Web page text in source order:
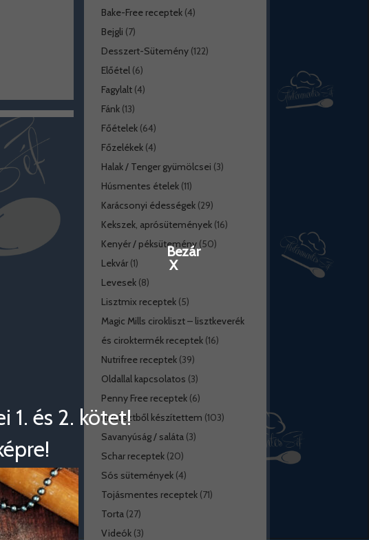
Bake-Free receptek(4)
Bejgli (7)
Desszert-Sütemény(122)
Előétel(6)
Fagylalt(4)
Fánk(13)
Főételek(64)
Főzelékek(4)
Halak / Tenger gyümölcsei (3)
Húsmentes ételek(11)
Karácsonyi édességek(29)
Kekszek, aprósütemények(16)
Kenyér / péksütemény(50)
Lekvár(1)
Levesek(8)
Lisztmix receptek(5)
Magic Mills cirokliszt – lisztkeverék
és ciroktermék receptek(16)
Nutrifree receptek(39)
Oldallal kapcsolatos (3)
Penny Free receptek(6)
Rizslisztből készítettem (103)
Savanyúság / saláta(3)
Schar receptek(20)
Sós sütemények(4)
Tojásmentes receptek(71)
Torta(27)
Videók(3)
1. és 2. kötet!
Bezár
X